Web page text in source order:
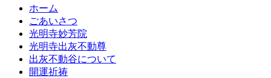
ホーム
ごあいさつ
光明寺妙芳院
光明寺出灰不動尊
出灰不動谷について
開運祈祷